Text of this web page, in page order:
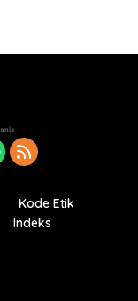
Kode Etik
Indeks